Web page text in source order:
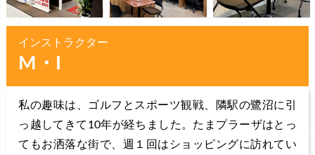
インストラクター
M・I
私の趣味は、ゴルフとスポーツ観戦、隣駅の鷺沼に引
っ越してきて10年が経ちました。たまプラーザはとっ
てもお洒落な街で、週１回はショッピングに訪れてい